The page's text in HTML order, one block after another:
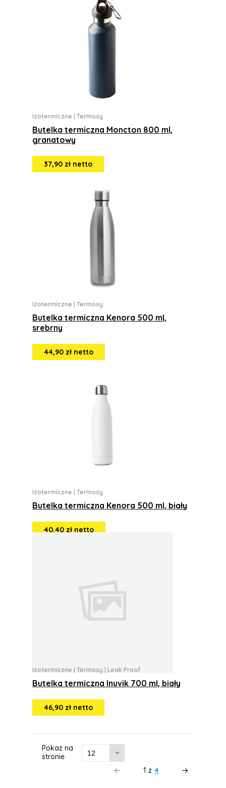
Izotermiczne Termosy
Butelka termiczna Moncton 800 ml,
granatowy
37,90 zł netto
Izotermiczne Termosy
Butelka termiczna Kenora 500 ml,
srebrny
44,90 zł netto
Izotermiczne Termosy
Butelka termiczna Kenora 500 ml, biały
40,40 zł netto
Izotermiczne Termosy Leak Proof
Butelka termiczna Inuvik 700 ml, biały
46,90 zł netto
Pokaż na
stronie
1 z 4